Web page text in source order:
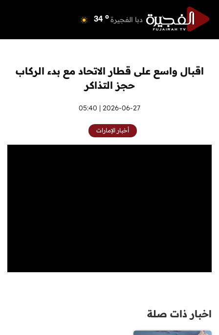
دبا الفجيرة 34 o
عجمان
أم القيوين o
راس الخيمة o
الفجيرة 33 o
اقبال واسع على قطار الاتحاد مع بدء الركاب
حجز التذاكر
2026-06-27 | 05:40
أخبار الإمارات
اخبار ذات صلة